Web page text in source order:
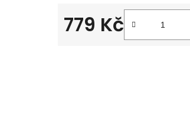
779 Kč